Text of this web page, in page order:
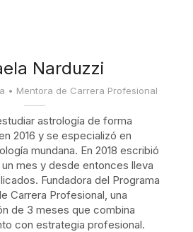
Narduzzi
• Mentora de Carrera Profesional
astrología de forma
2016 y se especializó en
mundana. En 2018 escribió
mes y desde entonces lleva
Fundadora del Programa
Carrera Profesional, una
de 3 meses que combina
con estrategia profesional.